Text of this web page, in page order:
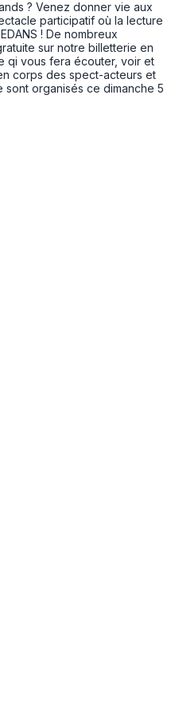
? Venez donner vie aux
participatif où la lecture
! De nombreux
sur notre billetterie en
qi vous fera écouter, voir et
corps des spect-acteurs et
sont organisés ce dimanche 5